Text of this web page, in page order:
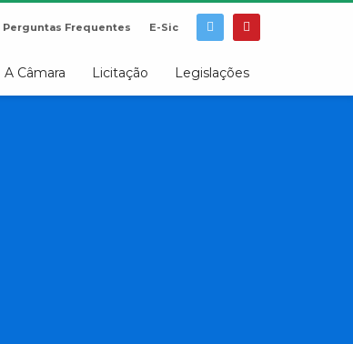
Perguntas Frequentes E-Sic
A Câmara Licitação Legislações